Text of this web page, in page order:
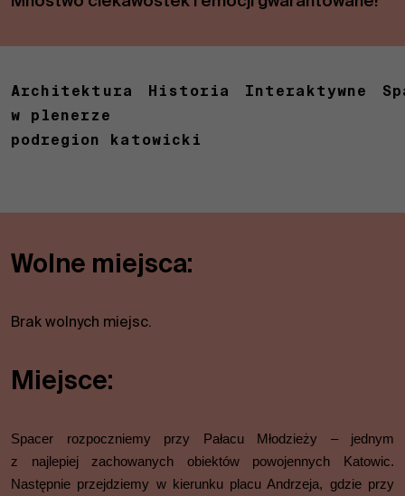
Architektura Historia Interaktywne
w plenerze
podregion katowicki
Wolne miejsca:
Brak wolnych miejsc.
Miejsce:
Spacer rozpoczniemy przy Pałacu Młodzieży – jednym
z najlepiej zachowanych obiektów powojennych Katowic.
Następnie przejdziemy w kierunku placu Andrzeja, gdzie przy